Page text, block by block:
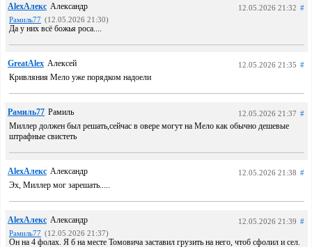
AlexАлекс Александр 12.05.2026 21:32 #
Рамиль77 (12.05.2026 21:30)
Да у них всё божья роса....
GreatAlex Алексей 12.05.2026 21:35 #
Кривляния Мело уже порядком надоели
Рамиль77 Рамиль 12.05.2026 21:37 #
Миллер должен был решать,сейчас в овере могут на Мело как обычно дешевые
штрафные свистеть
AlexАлекс Александр 12.05.2026 21:38 #
Эх, Миллер мог зарешать.....
AlexАлекс Александр 12.05.2026 21:39 #
Рамиль77 (12.05.2026 21:37)
Он на 4 фолах. Я б на месте Томовича заставил грузить на него, чтоб сфолил и сел.